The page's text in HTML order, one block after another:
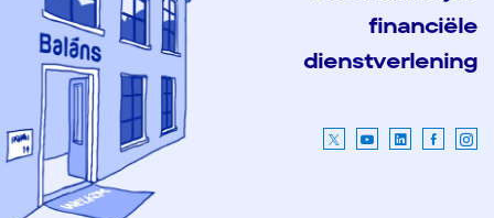
financiële
dienstverlening